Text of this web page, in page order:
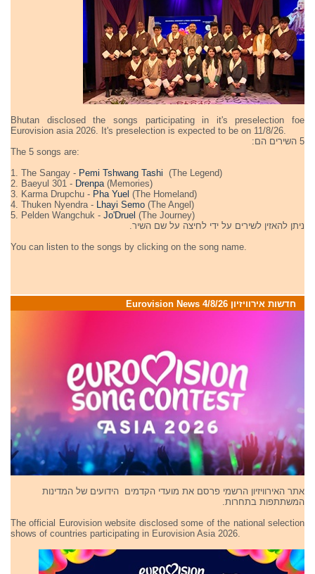
Bhutan disclosed the songs participating in it's preselection foe
Eurovision asia 2026. It's preselection is expected to be on 11/8/26.
5 השירים הם:
The 5 songs are:
1. The Sangay - Pemi Tshwang Tashi (The Legend)
2. Baeyul 301 - Drenpa (Memories)
3. Karma Drupchu - Pha Yuel (The Homeland)
4. Thuken Nyendra -
Lhayi Semo (The Angel)
5. Pelden Wangchuk - Jo'Druel (The Journey)
ניתן להאזין לשירים על ידי לחיצה על שם השיר.
You can listen to the songs by clicking on the song name.
חדשות אירוויזיון 4/8/26 Eurovision News
אתר האירוויזיון הרשמי פרסם את מועדי הקדמים הידועים של המדינות
המשתתפות בתחרות.
The official Eurovision website disclosed some of the national selection
shows of countries participating in Eurovision Asia 2026.